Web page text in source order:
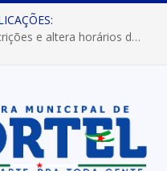
Prefeitura de Portel prorroga inscrições e altera horários dos concursos “Musa” e “Miss Mix Verão 2026”